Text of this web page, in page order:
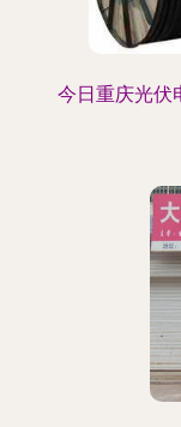
今日重庆光伏